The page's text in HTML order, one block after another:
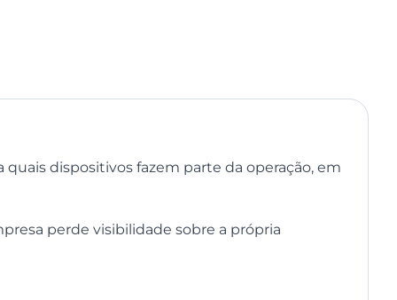
dispositivos fazem parte da operação, em
perde visibilidade sobre a própria